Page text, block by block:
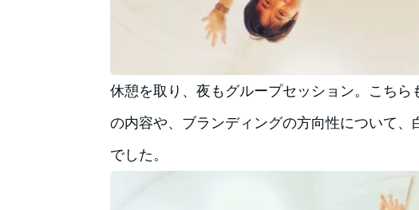
休憩を取り、夜もグループセッション。こちら
の内容や、ブランディングの方向性について、
でした。